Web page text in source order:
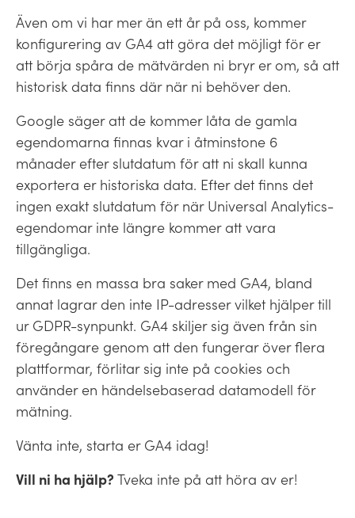
Även om vi har mer än ett år på oss, kommer
konfigurering av GA4 att göra det möjligt för er
att börja spåra de mätvärden ni bryr er om, så att
historisk data finns där när ni behöver den.
Google säger att de kommer låta de gamla
egendomarna finnas kvar i åtminstone 6
månader efter slutdatum för att ni skall kunna
exportera er historiska data. Efter det finns det
ingen exakt slutdatum för när Universal Analytics-
egendomar inte längre kommer att vara
tillgängliga.
Det finns en massa bra saker med GA4, bland
annat lagrar den inte IP-adresser vilket hjälper till
ur GDPR-synpunkt. GA4 skiljer sig även från sin
föregångare genom att den fungerar över flera
plattformar, förlitar sig inte på cookies och
använder en händelsebaserad datamodell för
mätning.
Vänta inte, starta er GA4 idag!
Vill ni ha hjälp? Tveka inte på att höra av er!